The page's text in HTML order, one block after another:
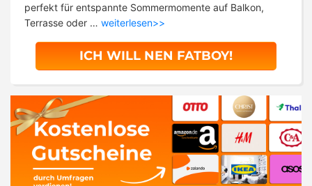
perfekt für entspannte Sommermomente auf Balkon,
Terrasse oder … weiterlesen>>
ICH WILL NEN FATBOY!